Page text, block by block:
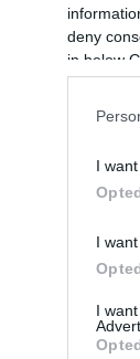
deny
in below
I
I
I